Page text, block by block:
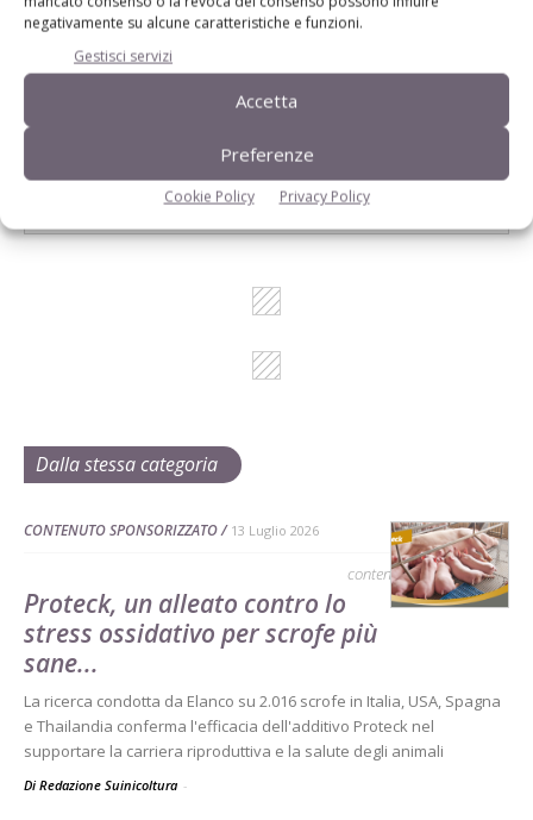
negativamente su alcune caratteristiche e funzioni.
Gestisci servizi
Accetta
Preferenze
Cookie Policy Privacy Policy
L'Esperto risponde
I consigli di Terra e Vita agli agricoltori
Cerca adesso
Dalla stessa categoria
CONTENUTO SPONSORIZZATO 13 Luglio 2026
contenuto sponsorizzato
Proteck, un alleato contro lo
stress ossidativo per scrofe più
sane...
La ricerca condotta da Elanco su 2.016 scrofe in Italia, USA, Spagna
e Thailandia conferma l'efficacia dell'additivo Proteck nel
supportare la carriera riproduttiva e la salute degli animali
Di Redazione Suinicoltura -